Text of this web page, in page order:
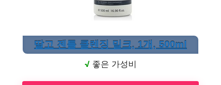
딸고 젠틀 클렌징 밀크, 1개, 500ml
√ 좋은 가성비